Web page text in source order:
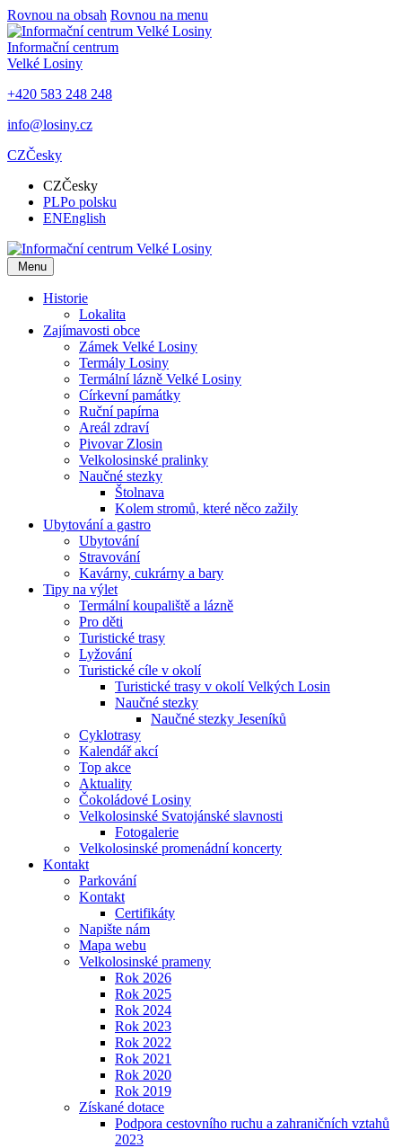
Rovnou na obsah Rovnou na menu
Informační centrum
Velké Losiny
+420 583 248 248
info@losiny.cz
CZČesky
CZČesky
PLPo polsku
ENEnglish
Menu
Historie
Lokalita
Zajímavosti obce
Zámek Velké Losiny
Termály Losiny
Termální lázně Velké Losiny
Církevní památky
Ruční papírna
Areál zdraví
Pivovar Zlosin
Velkolosinské pralinky
Naučné stezky
Štolnava
Kolem stromů, které něco zažily
Ubytování a gastro
Ubytování
Stravování
Kavárny, cukrárny a bary
Tipy na výlet
Termální koupaliště a lázně
Pro děti
Turistické trasy
Lyžování
Turistické cíle v okolí
Turistické trasy v okolí Velkých Losin
Naučné stezky
Naučné stezky Jeseníků
Cyklotrasy
Kalendář akcí
Top akce
Aktuality
Čokoládové Losiny
Velkolosinské Svatojánské slavnosti
Fotogalerie
Velkolosinské promenádní koncerty
Kontakt
Parkování
Kontakt
Certifikáty
Napište nám
Mapa webu
Velkolosinské prameny
Rok 2026
Rok 2025
Rok 2024
Rok 2023
Rok 2022
Rok 2021
Rok 2020
Rok 2019
Získané dotace
Podpora cestovního ruchu a zahraničních vztahů
2023